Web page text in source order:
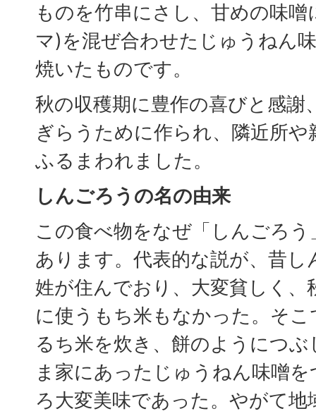
ものを竹串にさし、甘めの味
マ)を混ぜ合わせたじゅうねん
焼いたものです。
秋の収穫期に豊作の喜びと感謝
ぎらうために作られ、隣近所
ふるまわれました。
しんごろうの名の由来
この食べ物をなぜ「しんごろ
あります。代表的な説が、昔
姓が住んでおり、大変貧しく、
に使うもち米もなかった。そ
るち米を炊き、餅のようにつ
ま家にあったじゅうねん味噌
ろ大変美味であった。やがて